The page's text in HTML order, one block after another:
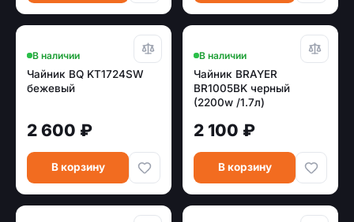
В наличии
Чайник BQ KT1724SW
бежевый
2 600 ₽
В корзину
В наличии
Чайник BRAYER
BR1005BK черный
(2200w /1.7л)
2 100 ₽
В корзину